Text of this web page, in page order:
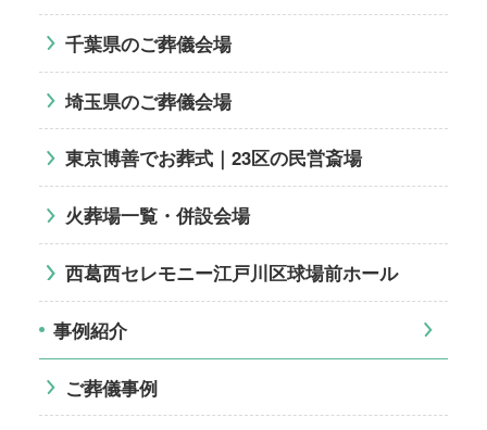
千葉県のご葬儀会場
埼玉県のご葬儀会場
東京博善でお葬式｜23区の民営斎場
火葬場一覧・併設会場
西葛西セレモニー江戸川区球場前ホール
事例紹介
ご葬儀事例